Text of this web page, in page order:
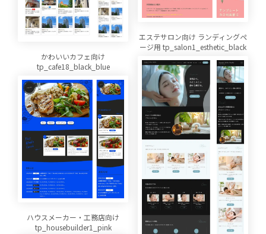
エステサロン向け ランディングペ
ージ用 tp_salon1_esthetic_black
かわいいカフェ向け
tp_cafe18_black_blue
ハウスメーカー・工務店向け
tp_housebuilder1_pink